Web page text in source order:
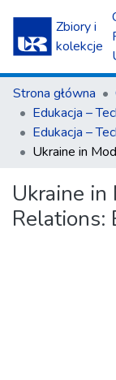
Zbiory i
kolekcje
Strona główna
Ukraine
Relations: